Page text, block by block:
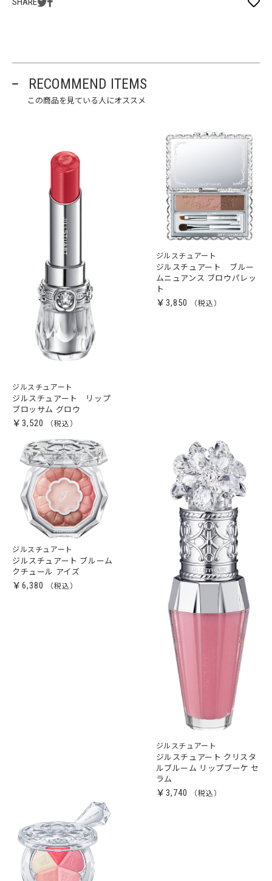
RECOMMEND ITEMS
この商品を見ている人にオススメ
ジルスチュアート
ジルスチュアート リップ
ブロッサム グロウ
￥3,520
ジルスチュアート
ジルスチュアート ブルー
ムニュアンス ブロウパレッ
ト
￥3,850
ジルスチュアート
ジルスチュアート ブルーム
クチュール アイズ
￥6,380
ジルスチュアート
ジルスチュアート クリスタ
ルブルーム リップブーケ セ
ラム
￥3,740